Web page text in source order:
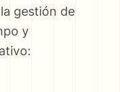
gestión de
y